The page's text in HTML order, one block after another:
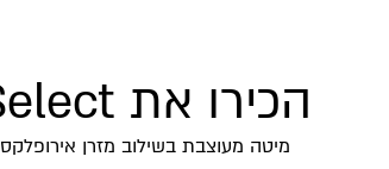
הכירו את Select
מיטה מעוצבת בשילוב מזרן אירופלקס